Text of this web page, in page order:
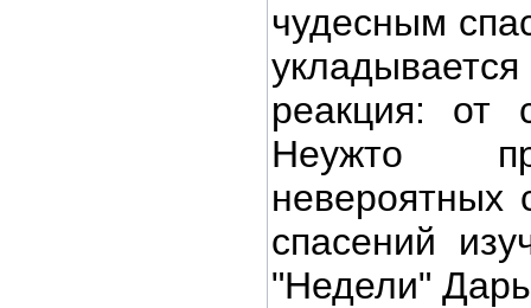
чудесным
реакция: от
Неужто
невероятных
спасений
"Недели"